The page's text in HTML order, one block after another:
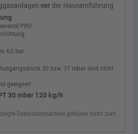
vorder Hauseinführung
PRV
4,0 bar
30 bzw. 37 mbar sind nicht
geeignet!
30 mbar 120 kg/h
Dekorationsartikel gehören nicht zum